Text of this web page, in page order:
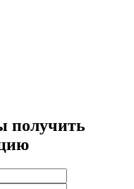
получить